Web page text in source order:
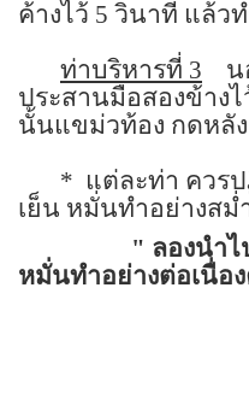
ค้างไว้ 5 วินาที แล้ว
ท่าบริหารที่ 3
น
ประสานมือสองข้าง
นั้นแขม่วท้อง กดหลัง
* แต่ละท่า ควร
เย็น หมั่นทำอย่างส
" ลองนำ
หมั่นทำอย่างต่อเนื่อ